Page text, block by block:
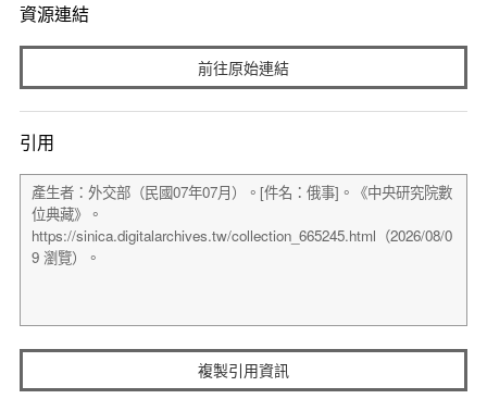
資源連結
前往原始連結
引用
複製引用資訊